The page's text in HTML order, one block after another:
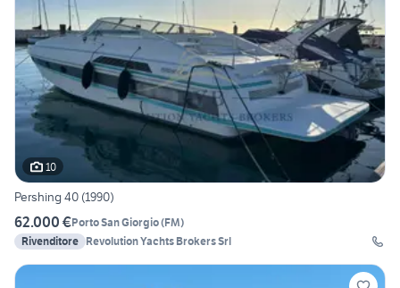
10
Pershing 40 (1990)
62.000 €Porto San Giorgio(FM)
Rivenditore Revolution Yachts Brokers Srl